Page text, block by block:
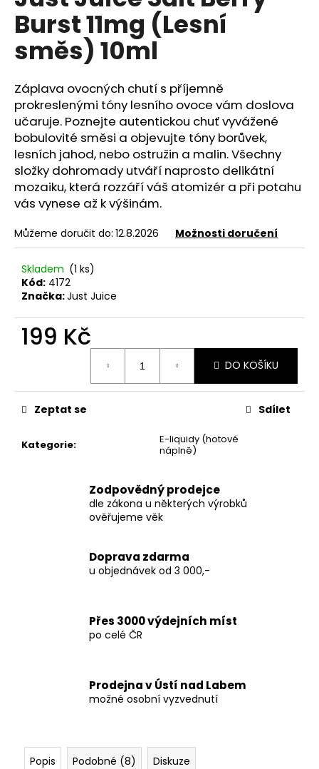
0,0
5
hvězdiček.
Burst 11mg (Lesní
směs) 10ml
Záplava ovocných chutí s příjemně
prokreslenými tóny lesního ovoce vám doslova
učaruje. Poznejte autentickou chuť vyvážené
bobulovité směsi a objevujte tóny borůvek,
lesních jahod, nebo ostružin a malin. Všechny
složky dohromady utváří naprosto delikátní
mozaiku, která rozzáří váš atomizér a při potahu
vás vynese až k výšinám.
Můžeme doručit do: 12.8.2026 Možnosti doručení
Skladem (1 ks)
Kód: 4172
Značka:Just Juice
199 Kč
DO KOŠÍKU
Kategorie:
E-liquidy (hotové
náplně)
Zeptat se Sdílet
Zodpovědný prodejce
dle zákona u některých výrobků
ověřujeme věk
Doprava zdarma
u objednávek od 3 000,-
Přes 3000 výdejních míst
po celé ČR
Prodejna v Ústí nad Labem
možné osobní vyzvednutí
Popis Podobné (8) Diskuze
a
j
í
?
HLEDAT
D
o
o
u
č
THC-